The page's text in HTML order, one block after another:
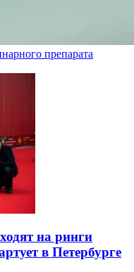
препарата
на ринги
в Петербурге